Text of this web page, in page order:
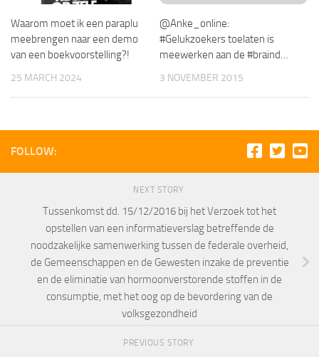
Waarom moet ik een paraplu
meebrengen naar een demo
van een boekvoorstelling?!
25 MARCH 2024
@Anke_online:
#Gelukzoekers toelaten is
meewerken aan de #braind…
3 NOVEMBER 2015
FOLLOW:
NEXT STORY
Tussenkomst dd. 15/12/2016 bij het Verzoek tot het
opstellen van een informatieverslag betreffende de
noodzakelijke samenwerking tussen de federale overheid,
de Gemeenschappen en de Gewesten inzake de preventie
en de eliminatie van hormoonverstorende stoffen in de
consumptie, met het oog op de bevordering van de
volksgezondheid
PREVIOUS STORY